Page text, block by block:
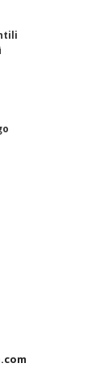
bulunuyor.
daha pahalı.
alternatifler olmalı.